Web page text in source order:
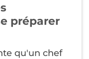
préparer
qu'un chef